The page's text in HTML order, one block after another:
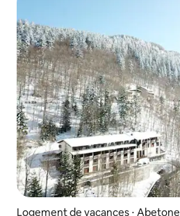
Logement de vacances ⋅ Abetone